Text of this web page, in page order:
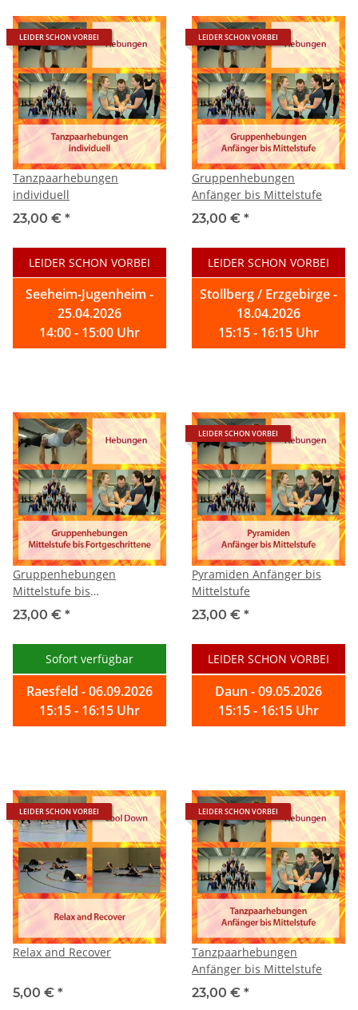
LEIDER SCHON VORBEI
Tanzpaarhebungen
individuell
23,00 € *
LEIDER SCHON VORBEI
Seeheim-Jugenheim -
25.04.2026
14:00 - 15:00 Uhr
LEIDER SCHON VORBEI
Gruppenhebungen
Anfänger bis Mittelstufe
23,00 € *
LEIDER SCHON VORBEI
Stollberg / Erzgebirge -
18.04.2026
15:15 - 16:15 Uhr
Gruppenhebungen
Mittelstufe bis
Fortgeschrittene
23,00 € *
Sofort verfügbar
Raesfeld - 06.09.2026
15:15 - 16:15 Uhr
LEIDER SCHON VORBEI
Pyramiden Anfänger bis
Mittelstufe
23,00 € *
LEIDER SCHON VORBEI
Daun - 09.05.2026
15:15 - 16:15 Uhr
LEIDER SCHON VORBEI
Relax and Recover
5,00 € *
LEIDER SCHON VORBEI
Tanzpaarhebungen
Anfänger bis Mittelstufe
23,00 € *